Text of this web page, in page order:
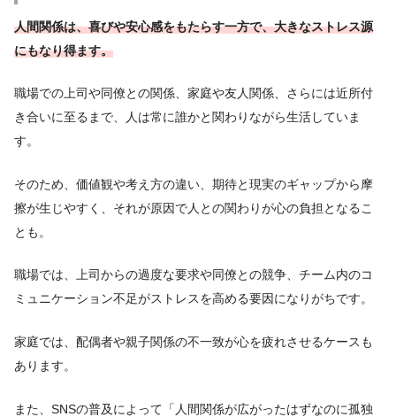
人間関係は、喜びや安心感をもたらす一方で、大きなストレス源
にもなり得ます。
職場での上司や同僚との関係、家庭や友人関係、さらには近所付
き合いに至るまで、人は常に誰かと関わりながら生活していま
す。
そのため、価値観や考え方の違い、期待と現実のギャップから摩
擦が生じやすく、それが原因で人との関わりが心の負担となるこ
とも。
職場では、上司からの過度な要求や同僚との競争、チーム内のコ
ミュニケーション不足がストレスを高める要因になりがちです。
家庭では、配偶者や親子関係の不一致が心を疲れさせるケースも
あります。
また、SNSの普及によって「人間関係が広がったはずなのに孤独